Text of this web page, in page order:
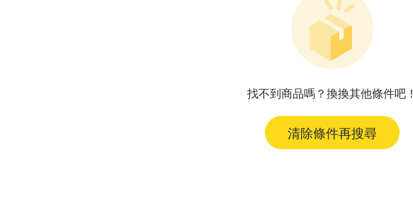
找不到商品嗎？換換其他條件吧！
清除條件再搜尋